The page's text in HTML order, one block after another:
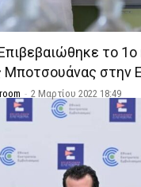
το
Μποτσουάνας στην
- 2 Μαρτίου 2022 18:49